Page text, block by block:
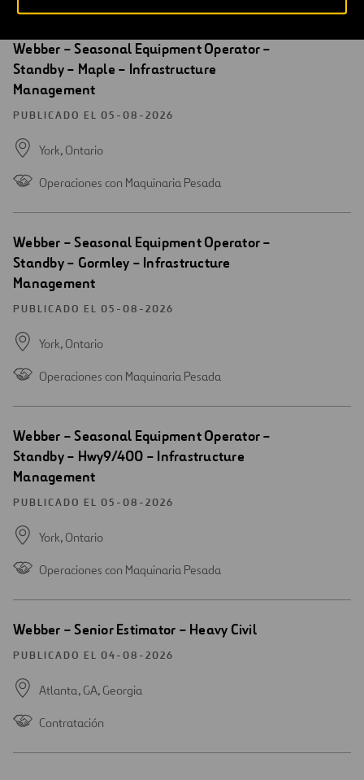
Abrir
nueva
ventana
Webber – Seasonal Equipment Operator –
Standby – Maple – Infrastructure
Management
PUBLICADO EL 05-08-2026
York, Ontario
Operaciones con Maquinaria Pesada
Abrir
nueva
ventana
Webber – Seasonal Equipment Operator –
Standby – Gormley – Infrastructure
Management
PUBLICADO EL 05-08-2026
York, Ontario
Operaciones con Maquinaria Pesada
Abrir
nueva
ventana
Webber – Seasonal Equipment Operator –
Standby – Hwy9/400 – Infrastructure
Management
PUBLICADO EL 05-08-2026
York, Ontario
Operaciones con Maquinaria Pesada
Abrir
nueva
Webber – Senior Estimator – Heavy Civil
PUBLICADO EL 04-08-2026
Atlanta, GA, Georgia
Contratación